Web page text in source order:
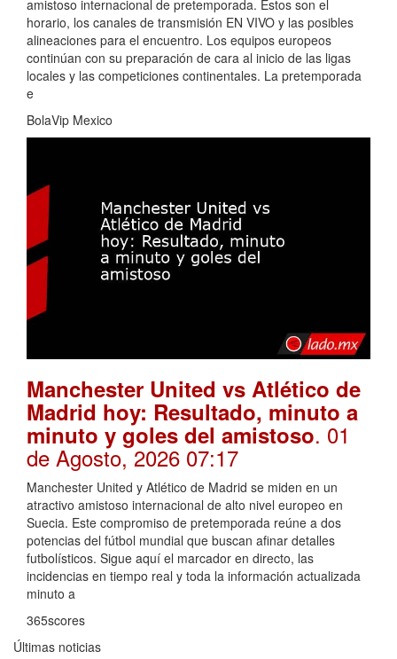
amistoso internacional de pretemporada. Estos son el
horario, los canales de transmisión EN VIVO y las posibles
alineaciones para el encuentro. Los equipos europeos
continúan con su preparación de cara al inicio de las ligas
locales y las competiciones continentales. La pretemporada
e
BolaVip Mexico
Manchester United vs Atlético de
Madrid hoy: Resultado, minuto a
minuto y goles del amistoso. 01
de Agosto, 2026 07:17
Manchester United y Atlético de Madrid se miden en un
atractivo amistoso internacional de alto nivel europeo en
Suecia. Este compromiso de pretemporada reúne a dos
potencias del fútbol mundial que buscan afinar detalles
futbolísticos. Sigue aquí el marcador en directo, las
incidencias en tiempo real y toda la información actualizada
minuto a
365scores
Últimas noticias